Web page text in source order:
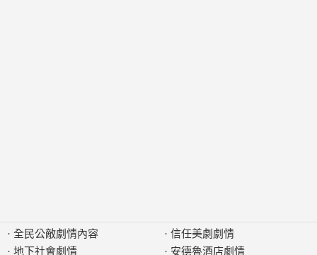
· 全民公敵劇情內容
· 地下社會劇情
· 信任美劇劇情
· 安德魯酒店劇情